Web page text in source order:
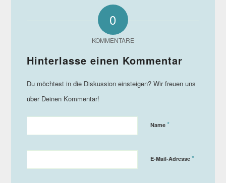
0
KOMMENTARE
Name *
E-Mail-Adresse *